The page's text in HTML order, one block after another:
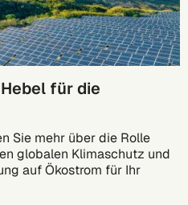
für die
Sie mehr über die Rolle
globalen Klimaschutz und
auf Ökostrom für Ihr